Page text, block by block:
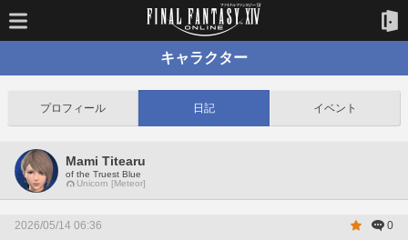
キャラクター
プロフィール 日記 イベント
Mami Titearu
of the Truest Blue
Unicorn [Meteor]
2026/05/14 06:36 0